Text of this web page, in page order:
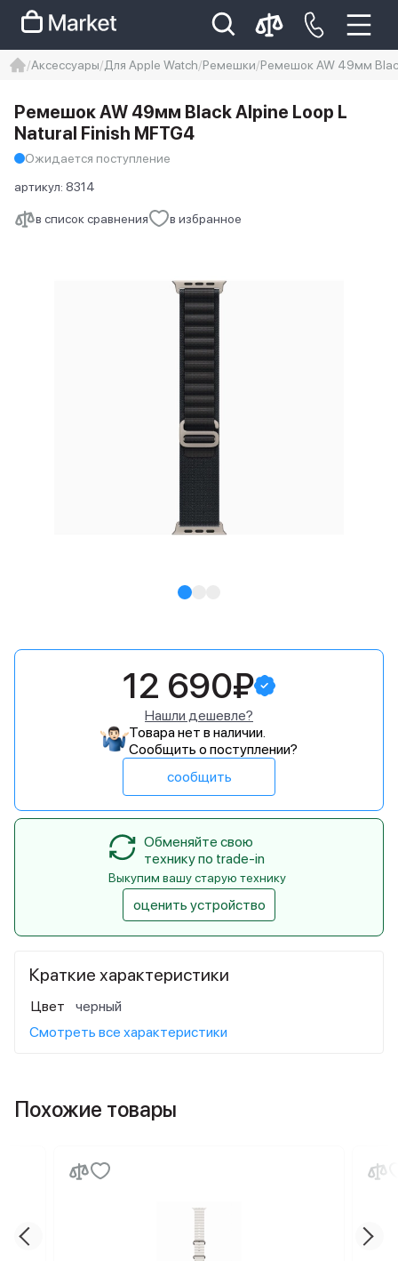
Iphone 14 pro max
айфон 14
Аксессуары Для Apple Watch Ремешки Ремешок AW 49мм
в список сравнения в избранное
Ремешок AW 49мм Black Alpine Loop L
Natural Finish MFTG4
Ожидается поступление
артикул: 8314
Краткие характеристики
Цвет
черный
Смотреть все характеристики
12 690₽
Нашли дешевле?
Товара нет в наличии.
Сообщить о поступлении?
сообщить
Обменяйте свою
технику по trade-in
Выкупим вашу старую технику
оценить устройство
Похожие товары